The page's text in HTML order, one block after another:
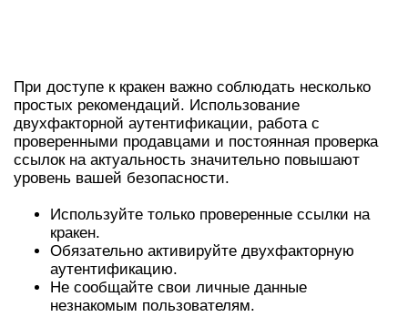
При доступе к кракен важно соблюдать несколько
простых рекомендаций. Использование
двухфакторной аутентификации, работа с
проверенными продавцами и постоянная проверка
ссылок на актуальность значительно повышают
уровень вашей безопасности.
Используйте только проверенные ссылки на
кракен.
Обязательно активируйте двухфакторную
аутентификацию.
Не сообщайте свои личные данные
незнакомым пользователям.